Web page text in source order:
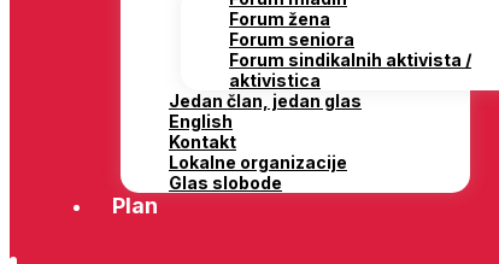
Forum žena
Forum seniora
Forum sindikalnih aktivista /
aktivistica
Jedan član, jedan glas
English
Kontakt
Lokalne organizacije
Glas slobode
Plan